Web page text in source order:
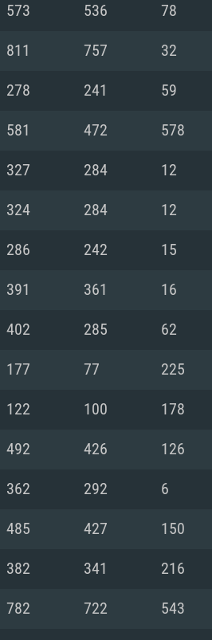
Linux
10/11 (64 bit)
i5 또는 Ryzen 5
상
11 이상을 지원하
Big Sur 11.0
(Intel Xeon 은 지원하
드 인터넷
20.04 64bit
i7
을 지원하고, 최신
가지며 최신 그래픽
570 (6개월 미만; 최
573 536 78
811 757 32
278 241 59
581 472 578
327 284 12
324 284 12
286 242 15
391 361 16
402 285 62
177 77 225
122 100 178
492 426 126
362 292 6
485 427 150
382 341 216
782 722 543